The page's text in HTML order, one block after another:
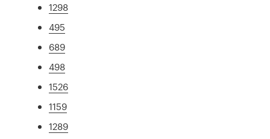
1298
495
689
498
1526
1159
1289